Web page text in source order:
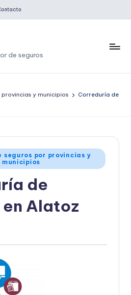
de seguros
y municipios
Correduría de
seguros por provincias y
municipios
de
Alatoz